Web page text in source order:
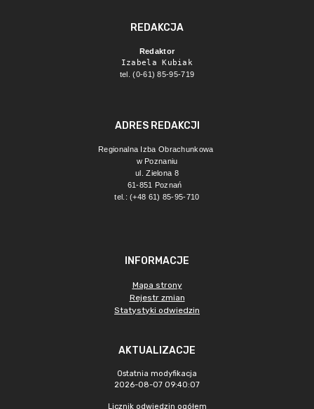
REDAKCJA
Redaktor
Izabela Kubiak
tel. (0-61) 85-95-719
ADRES REDAKCJI
Regionalna Izba Obrachunkowa
w Poznaniu
ul. Zielona 8
61-851 Poznań
tel.: (+48 61) 85-95-710
INFORMACJE
Mapa strony
Rejestr zmian
Statystyki odwiedzin
AKTUALIZACJE
Ostatnia modyfikacja
2026-08-07 09:40:07
Licznik odwiedzin ogółem